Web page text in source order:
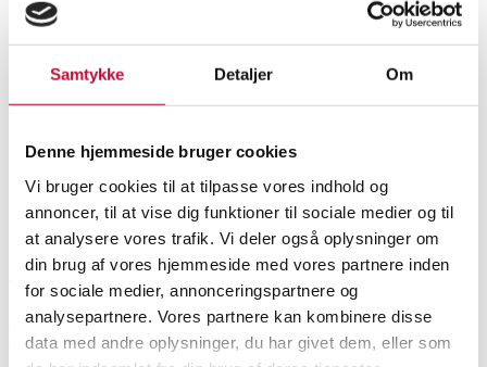
Samtykke Detaljer Om
Denne hjemmeside bruger cookies
Vi bruger cookies til at tilpasse vores indhold og
annoncer, til at vise dig funktioner til sociale medier og til
at analysere vores trafik. Vi deler også oplysninger om
din brug af vores hjemmeside med vores partnere inden
for sociale medier, annonceringspartnere og
analysepartnere. Vores partnere kan kombinere disse
data med andre oplysninger, du har givet dem, eller som
Men’s watches
The auction is closed
Seiko Automatic Prospex ref.
SRPG18K1
SHOWROOM
Roskilde
ESTIMATE
DKK 2,400
ITEM NUMBER
6587888
Description